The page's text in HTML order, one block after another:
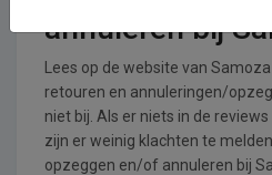
annuleren bij
Lees op de website van
retouren en annuleringen/
niet bij. Als er niets in de
zijn er weinig klachten te
opzeggen en/of annuleren bij